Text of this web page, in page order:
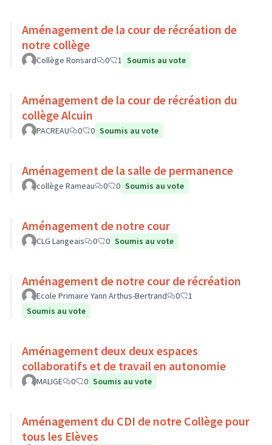
Aménagement de la cour de récréation de
notre collège
Collège Ronsard 0 1 Soumis au vote
Aménagement de la cour de récréation du
collège Alcuin
PACREAU 0 0 Soumis au vote
Aménagement de la salle de permanence
collège Rameau 0 0 Soumis au vote
Aménagement de notre cour
CLG Langeais 0 0 Soumis au vote
Aménagement de notre cour de récréation
Ecole Primaire Yann Arthus-Bertrand 0
1
Soumis au vote
Aménagement deux deux espaces
collaboratifs et de travail en autonomie
MALIGE 0 0 Soumis au vote
Aménagement du CDI de notre Collège pour
tous les Elèves